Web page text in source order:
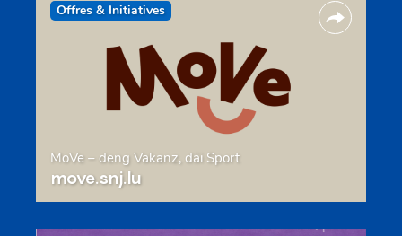
Offres & Initiatives
MoVe – deng Vakanz, däi Sport
move.snj.lu